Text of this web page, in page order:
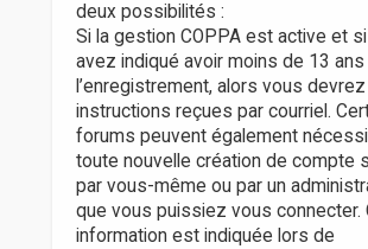
deux possibilités :
Si la gestion COPPA est active et
avez indiqué avoir moins de 13
l’enregistrement, alors vous
instructions reçues par courriel.
forums peuvent également
toute nouvelle création de compte
par vous-même ou par un
que vous puissiez vous connecter.
information est indiquée lors de